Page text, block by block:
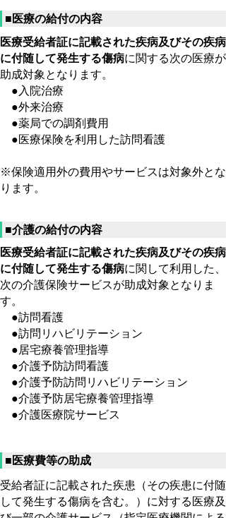
■医療の給付の内容
医療受給者証に記載された疾病及びその疾病
に付随して発生する傷病に関する次の医療が
助成対象 となります。
●入院治療
●外来治療
●薬局での調剤費用
●医療保険を利用した訪問看護
※保険適用外の費用やサービスは対象外とな
ります。
■介護の給付の内容
医療受給者証に記載された疾病及びその疾病
に付随して発生する傷病に関して利用した、
次の介護保険サービスが助成対象となりま
す。
●訪問看護
●訪問リハビリテーション
●居宅療養管理指導
●介護予防訪問看護
●介護予防訪問リハビリテーション
●介護予防居宅療養管理指導
●介護医療院サービス
■医療費等の助成
受給者証に記載された疾患（その疾患に付随
して発生する傷病を含む。）に対する医療及